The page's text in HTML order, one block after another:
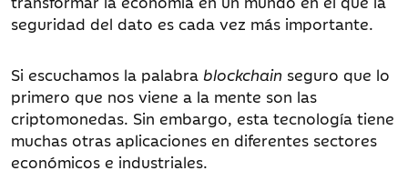
seguridad del dato es cada vez más importante.
Si escuchamos la palabra blockchain seguro que lo
primero que nos viene a la mente son las
criptomonedas. Sin embargo, esta tecnología tiene
muchas otras aplicaciones en diferentes sectores
económicos e industriales.